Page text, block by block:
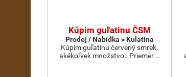
Kúpim guľatinu ČSM
Prodej / Nabídka > Kulatina
Kúpim guľatinu červený smrek,
akékoľvek množstvo . Priemer …